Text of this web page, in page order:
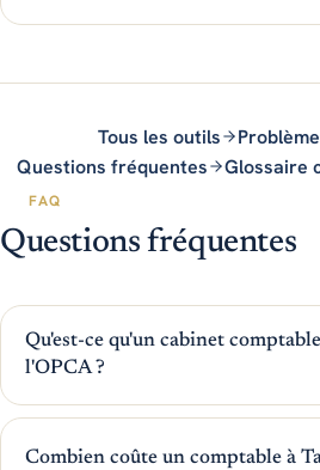
Tous les outils
Questions fréquentes
Glossaire
FAQ
Questions fréquentes
Qu'est-ce qu'un cabinet
l'OPCA ?
Combien coûte un comptable à